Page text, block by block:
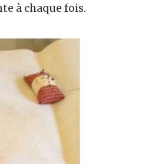
à chaque fois.